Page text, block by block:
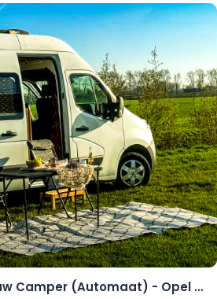
Ecologische Zelfbouw Camper (Automaat) - Opel Movano 2015 – Richard